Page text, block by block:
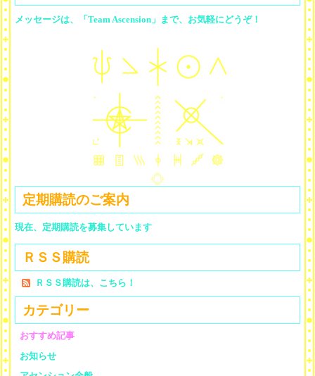
メッセージは、「Team Ascension」まで、お気軽にどうぞ！
定期購読のご案内
現在、定期購読を募集しています
ＲＳＳ購読
ＲＳＳ購読は、こちら！
カテゴリー
おすすめ記事
お知らせ